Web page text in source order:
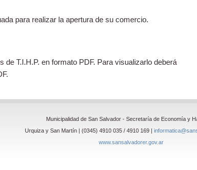
para realizar la apertura de su comercio.
de T.I.H.P. en formato PDF. Para visualizarlo deberá
Municipalidad de San Salvador - Secretaría de Economía y
Urquiza y San Martín | (0345) 4910 035 / 4910 169 |
www.sansalvadorer.gov.ar